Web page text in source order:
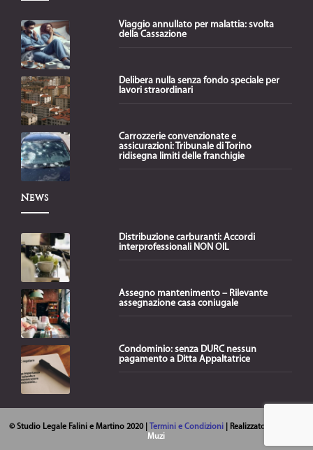
Viaggio annullato per malattia: svolta
della Cassazione
Delibera nulla senza fondo speciale per
lavori straordinari
Carrozzerie convenzionate e
assicurazioni: Tribunale di Torino
ridisegna limiti delle franchigie
News
Distribuzione carburanti: Accordi
interprofessionali NON OIL
Assegno mantenimento – Rilevante
assegnazione casa coniugale
Condominio: senza DURC nessun
pagamento a Ditta Appaltatrice
© Studio Legale Falini e Martino 2020 | Termini e Condizioni | Realizzato da
Muzi